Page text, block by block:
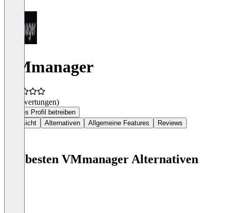
VMmanager
(0 Bewertungen)
Dieses Profil betreiben
Übersicht
Alternativen Allgemeine Features Reviews
Die besten VMmanager Alternativen